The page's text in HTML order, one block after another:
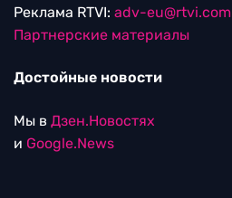
Реклама RTVI: adv-eu@rtvi.com
Партнерские материалы
Достойные новости
Мы в Дзен.Новостях
и Google.News